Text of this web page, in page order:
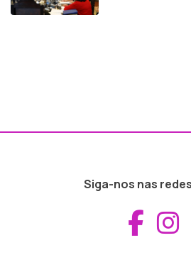
Siga-nos nas